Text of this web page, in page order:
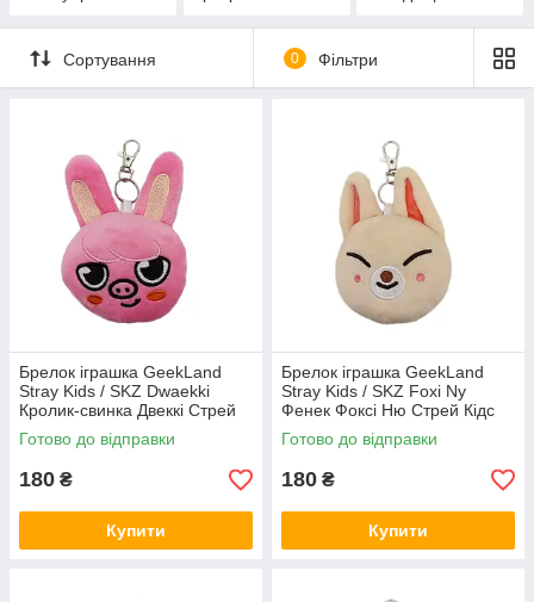
Сортування 0 Фільтри
Брелок іграшка GeekLand
Stray Kids / SKZ Dwaekki
Кролик-свинка Двеккі Стрей
Кідс 10 см G SKZ D05
Готово до відправки
180 ₴
Купити
Брелок іграшка GeekLand
Stray Kids / SKZ Foxi Ny
Фенек Фоксі Ню Стрей Кідс
10 см G SKZ FN07
Готово до відправки
180 ₴
Купити